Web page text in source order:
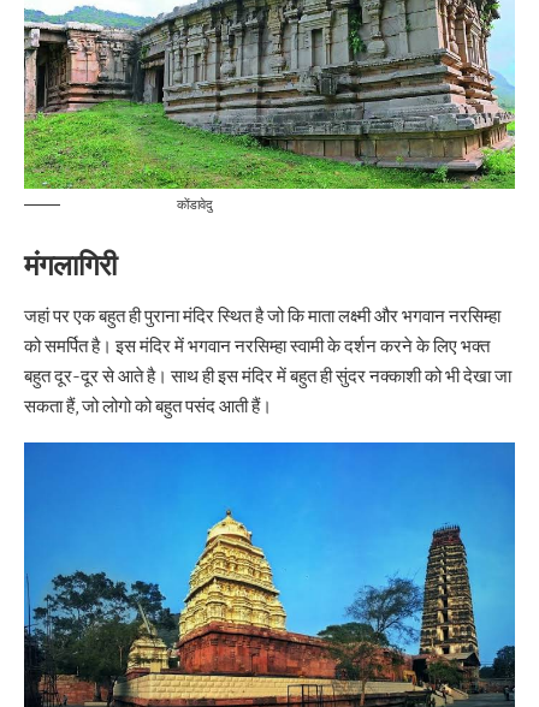
कोंडावेदु
मंगलागिरी
जहां पर एक बहुत ही पुराना मंदिर स्थित है जो कि माता लक्ष्मी और भगवान नरसिम्हा
को समर्पित है। इस मंदिर में भगवान नरसिम्हा स्वामी के दर्शन करने के लिए भक्त
बहुत दूर-दूर से आते है। साथ ही इस मंदिर में बहुत ही सुंदर नक्काशी को भी देखा जा
सकता हैं, जो लोगो को बहुत पसंद आती हैं।